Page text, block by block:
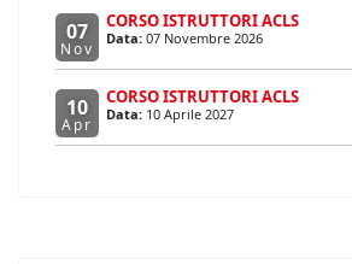
07
Nov
CORSO ISTRUTTORI ACLS
Data: 07 Novembre 2026
10
Apr
CORSO ISTRUTTORI ACLS
Data: 10 Aprile 2027